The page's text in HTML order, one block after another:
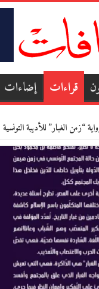
قراءات إضاءات
“زمن الغبار” للأديبة